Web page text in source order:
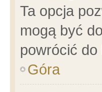
Ta opcja
mogą być
powrócić
Góra